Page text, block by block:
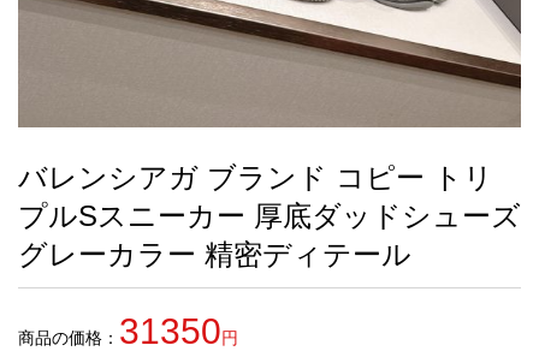
す
す
め
商
バレンシアガ ブランド コピー トリ
プルSスニーカー 厚底ダッドシューズ
グレーカラー 精密ディテール
商品の価格： 31350円